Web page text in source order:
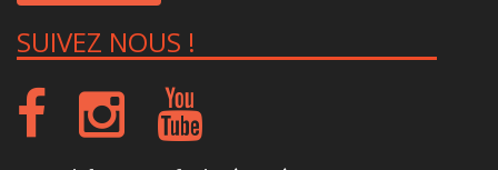
SUIVEZ NOUS !